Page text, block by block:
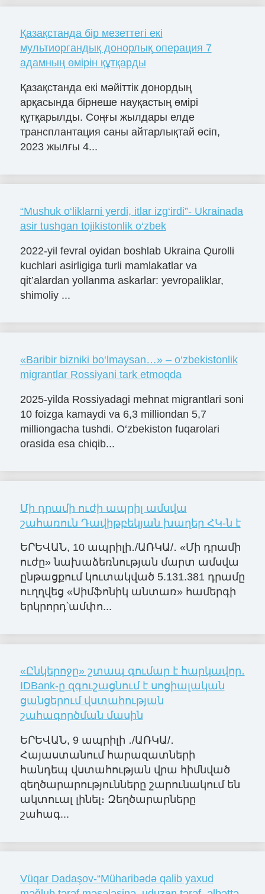
Қазақстанда бір мезеттегі екі
мультиоргандық донорлық операция 7
адамның өмірін құтқарды
Қазақстанда екі мәйіттік донордың
арқасында бірнеше науқастың өмірі
құтқарылды. Соңғы жылдары елде
трансплантация саны айтарлықтай өсіп,
2023 жылғы 4...
“Mushuk o‘liklarni yerdi, itlar izg‘irdi”- Ukrainada
asir tushgan tojikistonlik o‘zbek
2022-yil fevral oyidan boshlab Ukraina Qurolli
kuchlari asirligiga turli mamlakatlar va
qit’alardan yollanma askarlar: yevropaliklar,
shimoliy ...
«Baribir bizniki bo‘lmaysan…» – o‘zbekistonlik
migrantlar Rossiyani tark etmoqda
2025-yilda Rossiyadagi mehnat migrantlari soni
10 foizga kamaydi va 6,3 milliondan 5,7
milliongacha tushdi. O‘zbekiston fuqarolari
orasida esa chiqib...
Մի դրամի ուժի ապրիլ ամսվա
շահառուն Դավիթբեկյան խաղեր ՀԿ-ն է
ԵՐԵՎԱՆ, 10 ապրիլի․/ԱՌԿԱ/․ «Մի դրամի
ուժը» նախաձեռնության մարտ ամսվա
ընթացքում կուտակված 5.131.381 դրամը
ուղղվեց «Սիմֆոնիկ անտառ» համերգի
երկրորդ՝ամփո...
«Ընկերոջը» շտապ գումար է հարկավոր․
IDBank-ը զգուշացնում է սոցիալական
ցանցերում վստահության
շահագործման մասին
ԵՐԵՎԱՆ, 9 ապրիլի ․/ԱՌԿԱ/․
Հայաստանում հարազատների
հանդեպ վստահության վրա հիմնված
զեղծարարությունները շարունակում են
ակտուալ լինել։ Զեղծարարները
շահագ...
Vüqar Dadaşov-“Müharibədə qalib yaxud